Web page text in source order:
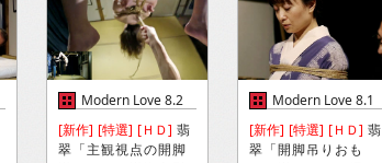
Modern Love 8.2
[新作] [特選] [ＨＤ] 翡
翠「主観視点の開脚
Modern Love 8.1
[新作] [特選] [ＨＤ] 翡
翠「開脚吊りおも